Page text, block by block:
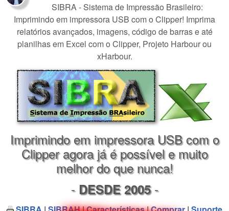
SIBRA - Sistema de Impressão Brasileiro:
Imprimindo em impressora USB com o Clipper! Imprima
relatórios avançados, imagens, código de barras e até
planilhas em Excel com o Clipper, Projeto Harbour ou
xHarbour.
Imprimindo em impressora USB com o
Clipper agora já é possível e muito
melhor do que nunca!
- DESDE 2005-